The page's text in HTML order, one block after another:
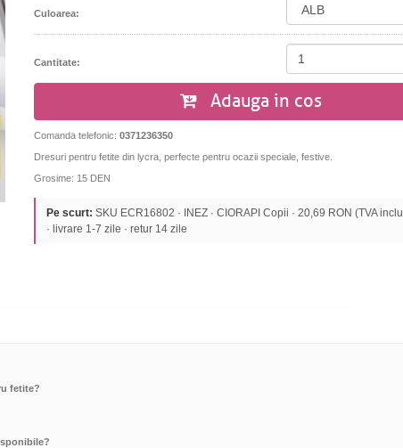
Culoarea:
Cantitate:
Adauga in cos
Comanda telefonic: 0371236350
Dresuri pentru fetite din lycra, perfecte pentru ocazii speciale, festive.
Grosime: 15 DEN
Pe scurt: SKU ECR16802 · INEZ · CIORAPI Copii · 20,69 RON (TVA
· livrare 1-7 zile · retur 14 zile
fetite?